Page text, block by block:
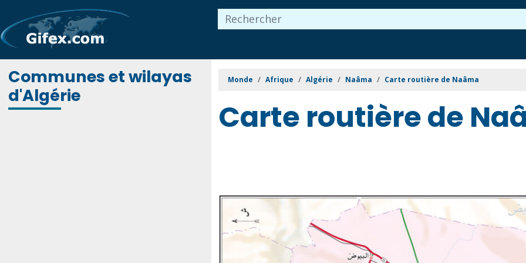
Communes et wilayas
d'Algérie
Monde Afrique Algérie Naâma Carte routière de Naâma
Carte routière de